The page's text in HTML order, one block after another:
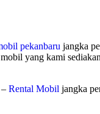
pekanbaru jangka
yang kami
– Rental Mobil jangka